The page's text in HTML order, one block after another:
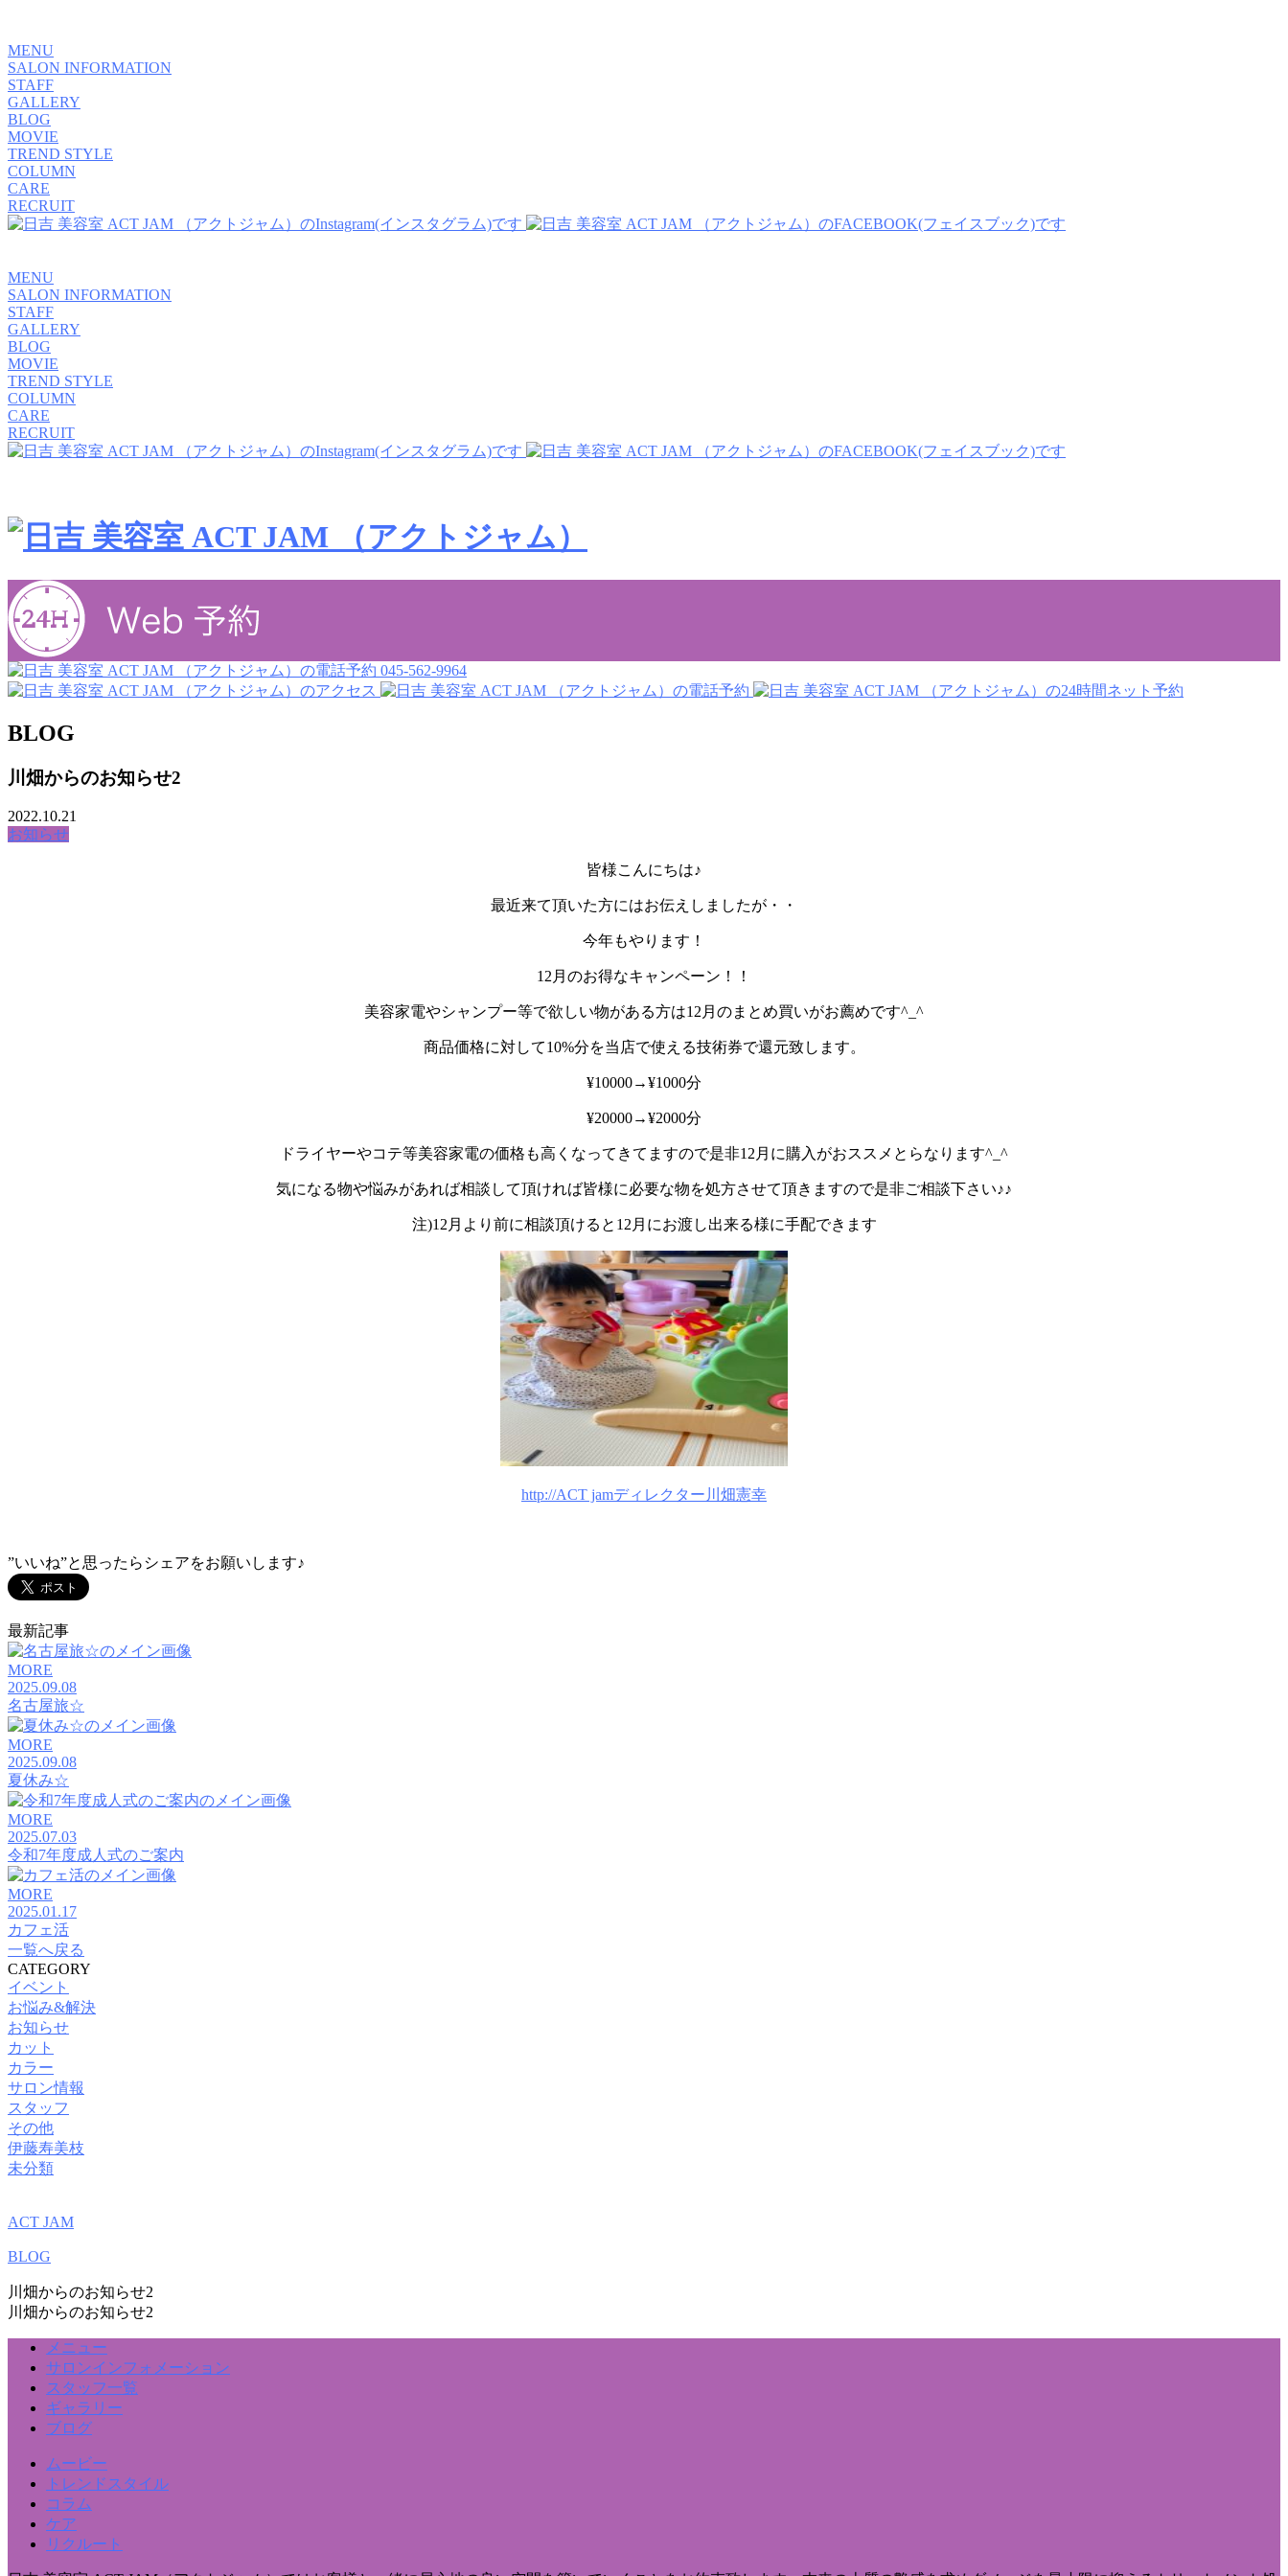
MENU
SALON INFORMATION
STAFF
GALLERY
BLOG
MOVIE
TREND STYLE
COLUMN
CARE
RECRUIT
MENU
SALON INFORMATION
STAFF
GALLERY
BLOG
MOVIE
TREND STYLE
COLUMN
CARE
RECRUIT
045-562-9964
BLOG
川畑からのお知らせ2
2022.10.21
お知らせ
皆様こんにちは♪
最近来て頂いた方にはお伝えしましたが・・
今年もやります！
12月のお得なキャンペーン！！
美容家電やシャンプー等で欲しい物がある方は12月のまとめ買いがお薦めです^_^
商品価格に対して10%分を当店で使える技術券で還元致します。
¥10000→¥1000分
¥20000→¥2000分
ドライヤーやコテ等美容家電の価格も高くなってきてますので是非12月に購入がおススメとらなります^_^
気になる物や悩みがあれば相談して頂ければ皆様に必要な物を処方させて頂きますので是非ご相談下さい♪♪
注)12月より前に相談頂けると12月にお渡し出来る様に手配できます
http://ACT jamディレクター川畑憲幸
”いいね”と思ったらシェアをお願いします♪
最新記事
MORE
2025.09.08
名古屋旅☆
MORE
2025.09.08
夏休み☆
MORE
2025.07.03
令和7年度成人式のご案内
MORE
2025.01.17
カフェ活
一覧へ戻る
CATEGORY
イベント
お悩み&解決
お知らせ
カット
カラー
サロン情報
スタッフ
その他
伊藤寿美枝
未分類
ACT JAM
BLOG
川畑からのお知らせ2
川畑からのお知らせ2
メニュー
サロンインフォメーション
スタッフ一覧
ギャラリー
ブログ
ムービー
トレンドスタイル
コラム
ケア
リクルート